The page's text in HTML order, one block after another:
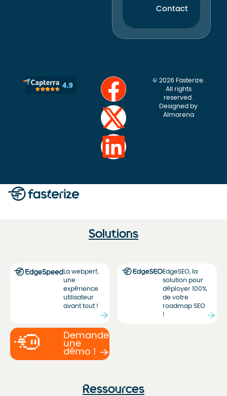
Contact
© 2026 Fasterize.
All rights
reserved.
Designed by
Almarena
Solutions
La webperf,
une
expérience
utilisateur
avant tout !
EdgeSEO, la
solution pour
déployer 100%
de votre
roadmap SEO
!
Demandez
une
démo !
Ressources